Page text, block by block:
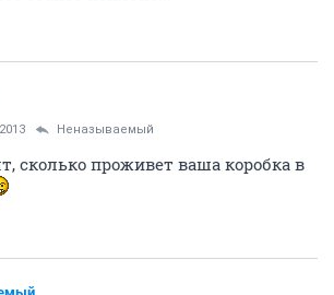
Неназываемый
сколько проживет ваша коробка в